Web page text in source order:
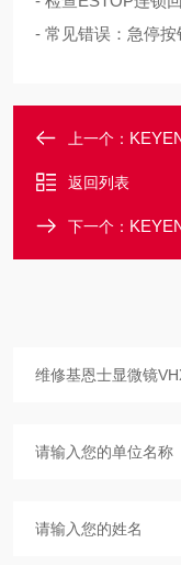
- 常见错误：急停
上一个：
返回列表
下一个：